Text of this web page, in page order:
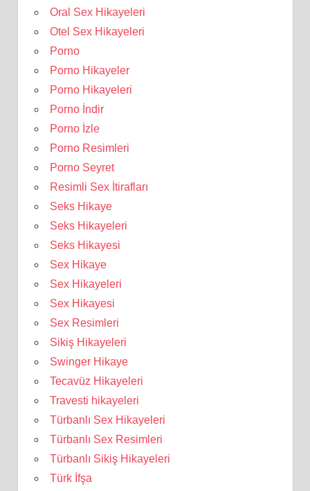
Oral Sex Hikayeleri
Otel Sex Hikayeleri
Porno
Porno Hikayeler
Porno Hikayeleri
Porno İndir
Porno İzle
Porno Resimleri
Porno Seyret
Resimli Sex İtirafları
Seks Hikaye
Seks Hikayeleri
Seks Hikayesi
Sex Hikaye
Sex Hikayeleri
Sex Hikayesi
Sex Resimleri
Sikiş Hikayeleri
Swinger Hikaye
Tecavüz Hikayeleri
Travesti hikayeleri
Türbanlı Sex Hikayeleri
Türbanlı Sex Resimleri
Türbanlı Sikiş Hikayeleri
Türk İfşa